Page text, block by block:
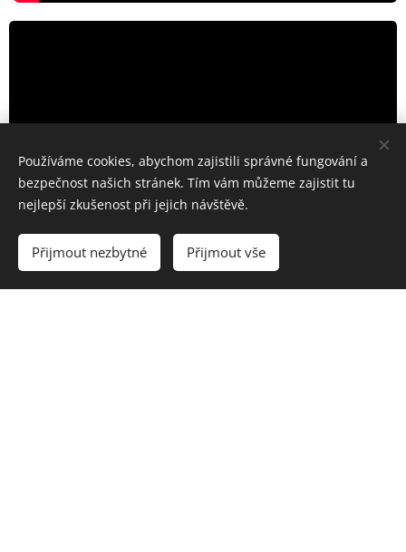
Používáme cookies, abychom zajistili správné fungování a
bezpečnost našich stránek. Tím vám můžeme zajistit tu
nejlepší zkušenost při jejich návštěvě.
Přijmout nezbytné Přijmout vše